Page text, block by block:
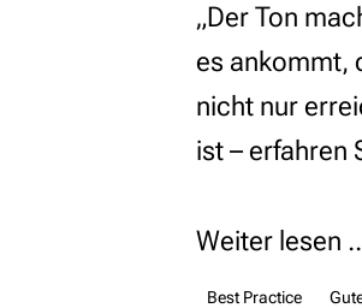
„Der Ton
es ankommt,
nicht nur
ist – erfahren
Weiter lesen
Best Practice